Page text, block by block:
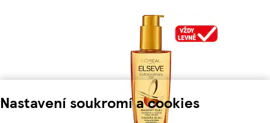
Nastavení soukromí a cookies